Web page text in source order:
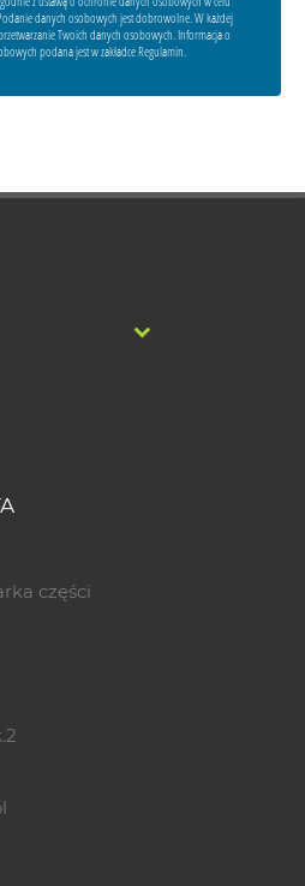
danych osobowych jest dobrowolne. W każdej
Twoich danych osobowych. Informacja o
podana jest w zakładce Regulamin.
części